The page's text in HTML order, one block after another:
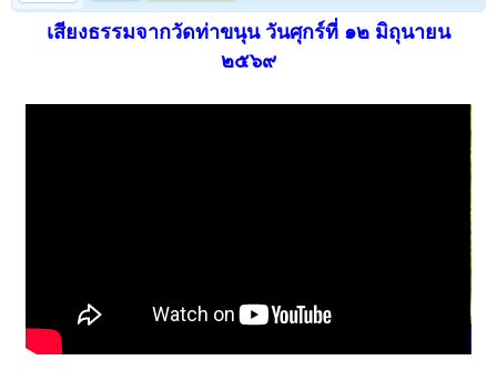
เสียงธรรมจากวัดท่าขนุน วันศุกร์ที่ ๑๒ มิถุนายน
๒๕๖๙